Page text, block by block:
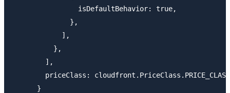
                isDefaultBehavior: true,
              },
            ],
          },
        ],
priceClass:
      }